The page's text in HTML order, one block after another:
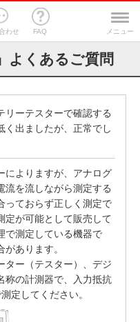
わせ FAQ メニュー
よくあるご質問
リーテスターで確認する
く出ましたが、正常でし
によりますが、アナログ
流を流しながら測定する
っておらず正しく測定で
定が可能として販売して
で測定している機器で
あります。
ター（テスター）、デジ
称の計測器で、入力抵抗
定してください。